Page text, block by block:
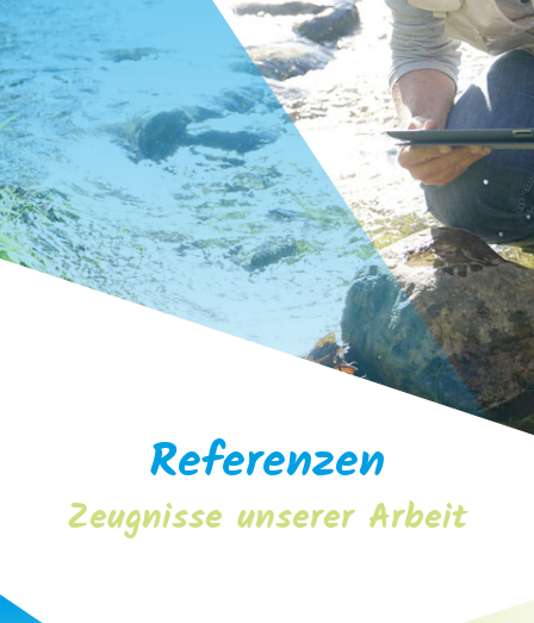
Referenzen
Zeugnisse unserer Arbeit